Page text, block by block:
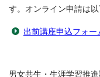
す。オンライン申請は
出前講座申込フォー
男女共生・生涯学習推